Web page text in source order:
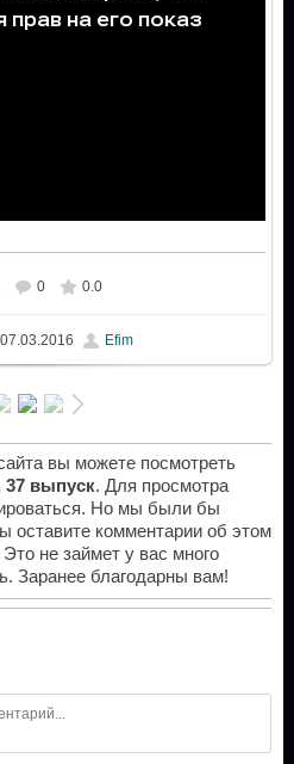
0 0.0
Efim
вы можете посмотреть
37 выпуск. Для просмотра
Но мы были бы
оставите комментарии об этом
не займет у вас много
Заранее благодарны вам!